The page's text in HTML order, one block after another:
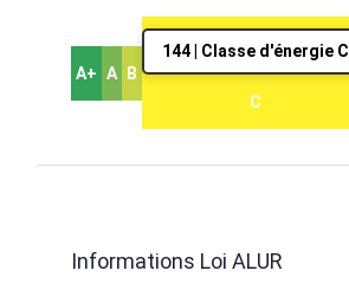
A+ A B
144 | Classe d'énergie C
C
Informations Loi ALUR